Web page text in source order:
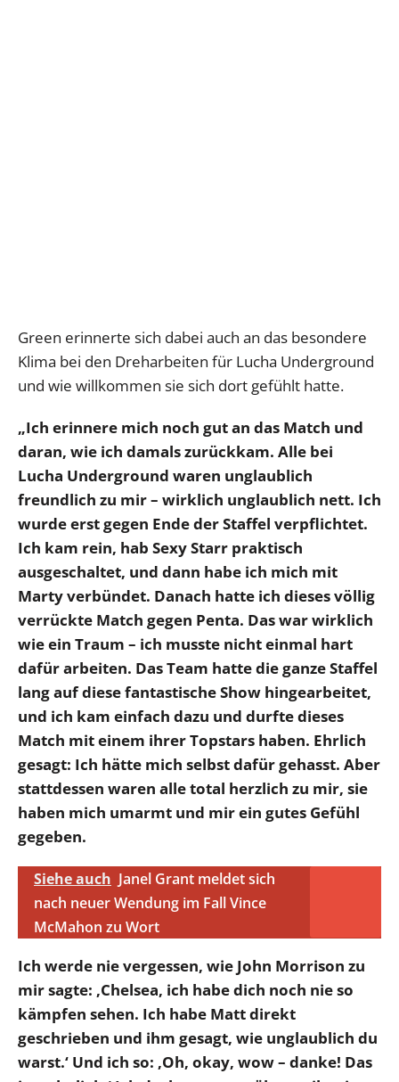
Green erinnerte sich dabei auch an das besondere
Klima bei den Dreharbeiten für Lucha Underground
und wie willkommen sie sich dort gefühlt hatte.
„Ich erinnere mich noch gut an das Match und
daran, wie ich damals zurückkam. Alle bei
Lucha Underground waren unglaublich
freundlich zu mir – wirklich unglaublich nett. Ich
wurde erst gegen Ende der Staffel verpflichtet.
Ich kam rein, hab Sexy Starr praktisch
ausgeschaltet, und dann habe ich mich mit
Marty verbündet. Danach hatte ich dieses völlig
verrückte Match gegen Penta. Das war wirklich
wie ein Traum – ich musste nicht einmal hart
dafür arbeiten. Das Team hatte die ganze Staffel
lang auf diese fantastische Show hingearbeitet,
und ich kam einfach dazu und durfte dieses
Match mit einem ihrer Topstars haben. Ehrlich
gesagt: Ich hätte mich selbst dafür gehasst. Aber
stattdessen waren alle total herzlich zu mir, sie
haben mich umarmt und mir ein gutes Gefühl
gegeben.
Siehe auch Janel Grant meldet sich
nach neuer Wendung im Fall Vince
McMahon zu Wort
Ich werde nie vergessen, wie John Morrison zu
mir sagte: ‚Chelsea, ich habe dich noch nie so
kämpfen sehen. Ich habe Matt direkt
geschrieben und ihm gesagt, wie unglaublich du
warst.‘ Und ich so: ‚Oh, okay, wow – danke! Das